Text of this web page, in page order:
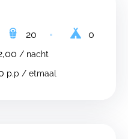
20
0
/ nacht
p.p / etmaal